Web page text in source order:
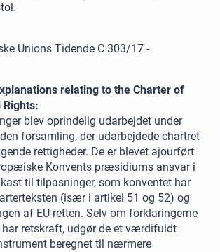
Unions Tidende C 303/17 -
relating to the Charter of
Rights:
blev oprindelig udarbejdet under
forsamling, der udarbejdede chartret
rettigheder. De er blevet ajourført
Konvents præsidiums ansvar i
til tilpasninger, som konventet har
(især i artikel 51 og 52) og
af EU-retten. Selv om forklaringerne
har retskraft, udgør de et værdifuldt
beregnet til nærmere